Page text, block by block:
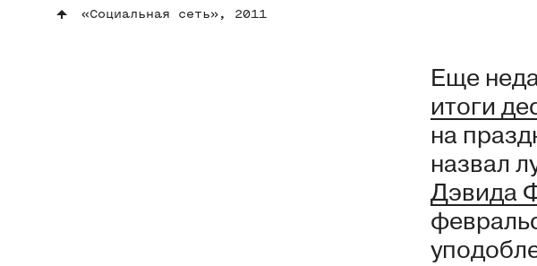
«Социальная сеть», 2011
Еще
итоги
на
назвал
Дэвида